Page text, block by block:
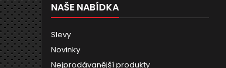
NAŠE NABÍDKA
Slevy
Novinky
Nejprodávanější produkty